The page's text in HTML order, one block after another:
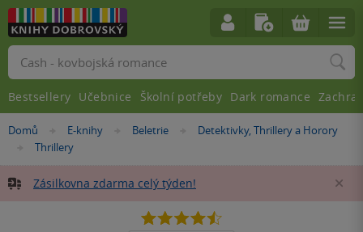
Nacházíte
Domů »E-knihy »
Beletrie »
Detektivky, Thrillery a Horory
»
Thrillery
Zásilkovna zdarma celý týden!
4.5
Vyhledávání
Bestsellery Učebnice Školní potřeby Dark romance